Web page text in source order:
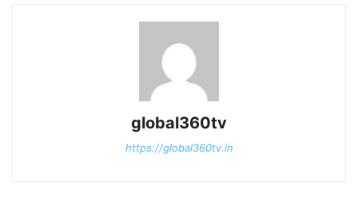
global360tv
https://global360tv.in